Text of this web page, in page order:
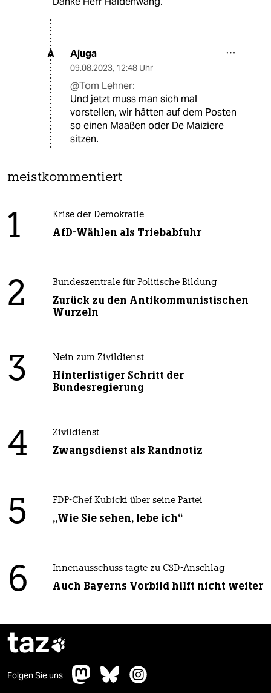
A Ajuga
09.08.2023, 12:48 Uhr
@Tom Lehner:
Und jetzt muss man sich mal
vorstellen, wir hätten auf dem Posten
so einen Maaßen oder De Maiziere
sitzen.
meistkommentiert
1 Krise der Demokratie
AfD-Wählen als Triebabfuhr
2 Bundeszentrale für Politische Bildung
Zurück zu den Antikommunistischen
Wurzeln
3 Nein zum Zivildienst
Hinterlistiger Schritt der
Bundesregierung
4 Zivildienst
Zwangsdienst als Randnotiz
5 FDP-Chef Kubicki über seine Partei
„Wie Sie sehen, lebe ich“
6 Innenausschuss tagte zu CSD-Anschlag
Auch Bayerns Vorbild hilft nicht weiter
taz
Folgen Sie uns